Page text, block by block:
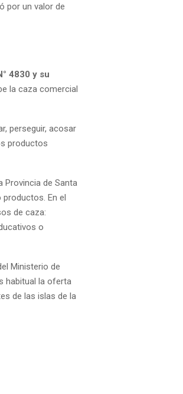
por un valor de
4830 y su
la caza comercial
perseguir, acosar
productos
Provincia de Santa
En el
de caza:
o
Ministerio de
habitual la oferta
de las islas de la